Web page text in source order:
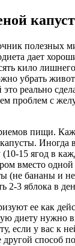
полезных
дает
кило лишнего
убрать
реально
проблем с
пищи.
Иногда
15 ягод в
вместо
(не бананы и
2-3 яблока в
ее как
диету нужно
если у вас к
способ